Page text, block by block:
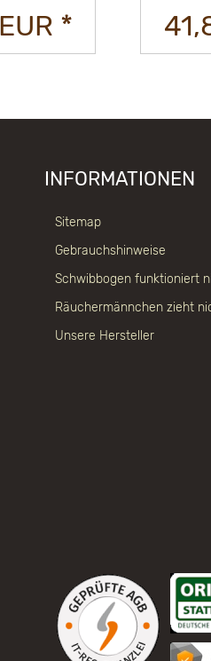
*
INFORMATIONEN
Sitemap
Gebrauchshinweise
Schwibbogen funktioniert
Räuchermännchen zieht
Unsere Hersteller